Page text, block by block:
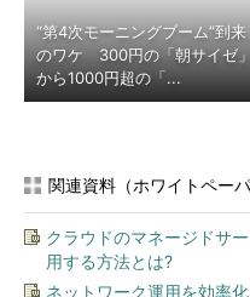
“第4次モーニングブーム”到来
のワケ 300円の「朝サイゼ」
から1000円超の「...
関連資料（ホワイトペーパ
クラウドのマネージドサ
用する方法とは?
ネットワーク運用を効率